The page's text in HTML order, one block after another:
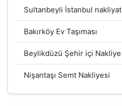
Sultanbeyli İstanbul nakliyat
Bakırköy Ev Taşıması
Beylikdüzü Şehir içi Nakliye
Nişantaşı Semt Nakliyesi